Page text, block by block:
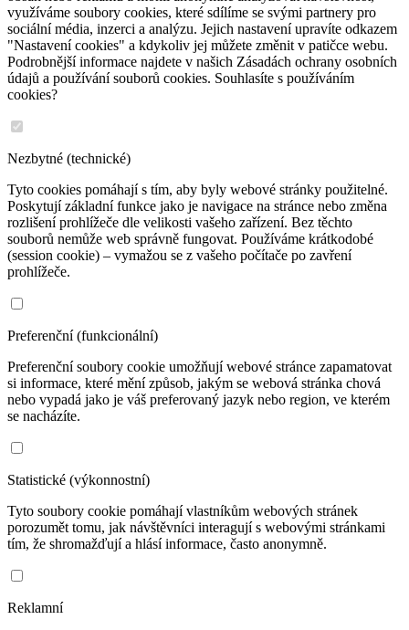
využíváme soubory cookies, které sdílíme se svými partnery pro
sociální média, inzerci a analýzu. Jejich nastavení upravíte odkazem
"Nastavení cookies" a kdykoliv jej můžete změnit v patičce webu.
Podrobnější informace najdete v našich Zásadách ochrany osobních
údajů a používání souborů cookies. Souhlasíte s používáním
cookies?
Nezbytné (technické)
Tyto cookies pomáhají s tím, aby byly webové stránky použitelné.
Poskytují základní funkce jako je navigace na stránce nebo změna
rozlišení prohlížeče dle velikosti vašeho zařízení. Bez těchto
souborů nemůže web správně fungovat. Používáme krátkodobé
(session cookie) – vymažou se z vašeho počítače po zavření
prohlížeče.
Preferenční (funkcionální)
Preferenční soubory cookie umožňují webové stránce zapamatovat
si informace, které mění způsob, jakým se webová stránka chová
nebo vypadá jako je váš preferovaný jazyk nebo region, ve kterém
se nacházíte.
Statistické (výkonnostní)
Tyto soubory cookie pomáhají vlastníkům webových stránek
porozumět tomu, jak návštěvníci interagují s webovými stránkami
tím, že shromažďují a hlásí informace, často anonymně.
Reklamní